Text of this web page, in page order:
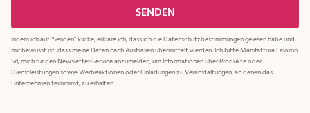
Indem ich auf "Senden" klicke, erkläre ich, dass ich dieDatenschutzbestimmungengelesen habe und
mir bewusst ist, dass meine Daten nach Australien übermittelt werden. Ich bitte Manifattura Falomo
Srl, mich für den Newsletter-Service anzumelden, um Informationen über Produkte oder
Dienstleistungen sowie Werbeaktionen oder Einladungen zu Veranstaltungen, an denen das
Unternehmen teilnimmt, zu erhalten.